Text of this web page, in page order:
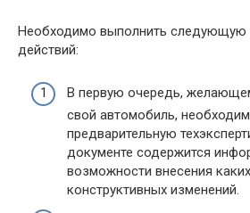
Необходимо выполнить следующую
действий:
В первую очередь,
свой автомобиль,
предварительную
документе содержится
возможности внесения
конструктивных изменений.